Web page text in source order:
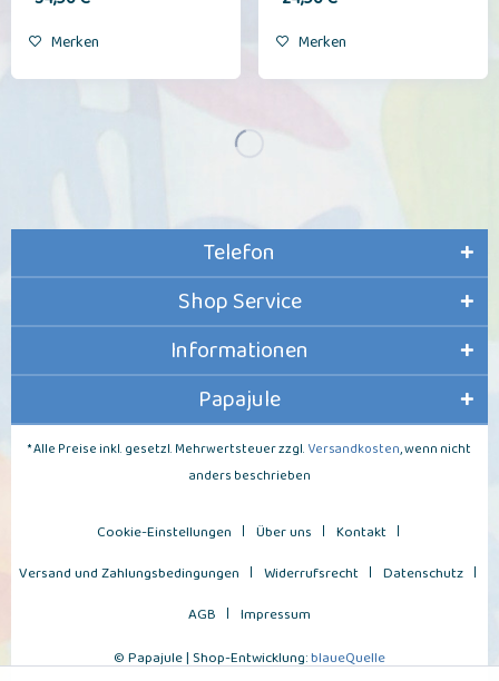
Merken Merken
Telefon
Shop Service
Informationen
Papajule
* Alle Preise inkl. gesetzl. Mehrwertsteuer zzgl. Versandkosten, wenn nicht
anders beschrieben
Cookie-Einstellungen Über uns
Kontakt
Versand und Zahlungsbedingungen
Widerrufsrecht
Datenschutz
AGB
Impressum
© Papajule | Shop-Entwicklung:blaueQuelle